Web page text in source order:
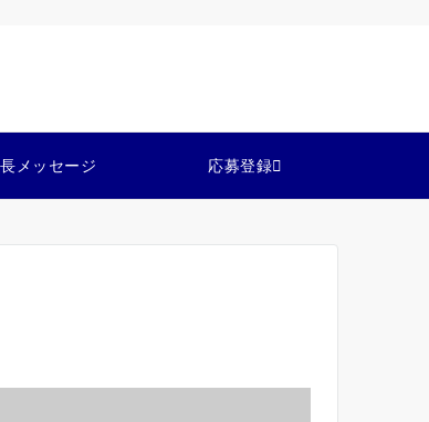
メッセージ 応募登録